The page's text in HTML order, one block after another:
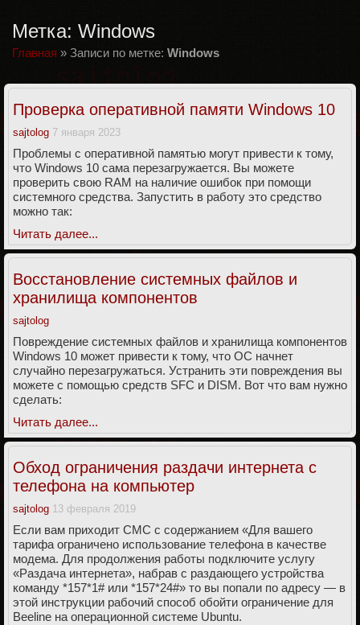
Метка: Windows
Главная » Записи по метке: Windows
Проверка оперативной памяти Windows 10
sajtolog 7 января 2023
Проблемы с оперативной памятью могут привести к тому,
что Windows 10 сама перезагружается. Вы можете
проверить свою RAM на наличие ошибок при помощи
системного средства. Запустить в работу это средство
можно так:
Читать далее...
Восстановление системных файлов и
хранилища компонентов
sajtolog
Повреждение системных файлов и хранилища компонентов
Windows 10 может привести к тому, что ОС начнет
случайно перезагружаться. Устранить эти повреждения вы
можете с помощью средств SFC и DISM. Вот что вам нужно
сделать:
Читать далее...
Обход ограничения раздачи интернета с
телефона на компьютер
sajtolog 13 февраля 2019
Если вам приходит СМС с содержанием «Для вашего
тарифа ограничено использование телефона в качестве
модема. Для продолжения работы подключите услугу
«Раздача интернета», набрав с раздающего устройства
команду *157*1# или *157*24#» то вы попали по адресу — в
этой инструкции рабочий способ обойти ограничение для
Beeline на операционной системе Ubuntu.